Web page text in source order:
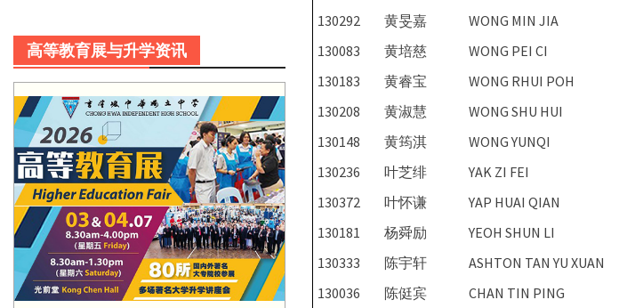
130292
黄旻嘉 WONG MIN JIA
130083
黄培慈 WONG PEI CI
130183
黄睿宝 WONG RHUI POH
130208
黄淑慧 WONG SHU HUI
130148
黄筠淇 WONG YUNQI
130236
叶芝绯 YAK ZI FEI
130372
叶怀谦 YAP HUAI QIAN
130181
杨舜励 YEOH SHUN LI
130333
陈宇轩 ASHTON TAN YU XUAN
130036
陈侹宾 CHAN TIN PING
高等教育展与升学资讯